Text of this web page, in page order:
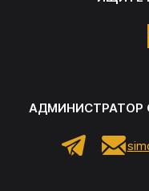
АДМИНИСТРАТОР